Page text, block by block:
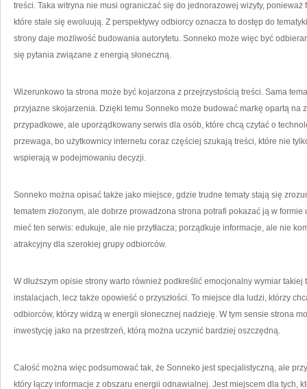
treści. Taka witryna nie musi ograniczać się do jednorazowej wizyty,
które stale się ewoluują. Z perspektywy odbiorcy oznacza to dostęp do
strony daje możliwość budowania autorytetu. Sonneko może więc być
się pytania związane z energią słoneczną.
Wizerunkowo ta strona może być kojarzona z przejrzystością treści. Sama
przyjazne skojarzenia. Dzięki temu Sonneko może budować markę opartą na
przypadkowe, ale uporządkowany serwis dla osób, które chcą czytać o
przewaga, bo użytkownicy internetu coraz częściej szukają treści, które nie
wspierają w podejmowaniu decyzji.
Sonneko można opisać także jako miejsce, gdzie trudne tematy stają się
tematem złożonym, ale dobrze prowadzona strona potrafi pokazać ją w
mieć ten serwis: edukuje, ale nie przytłacza; porządkuje informacje, ale nie
atrakcyjny dla szerokiej grupy odbiorców.
W dłuższym opisie strony warto również podkreślić emocjonalny wymiar takiej
instalacjach, lecz także opowieść o przyszłości. To miejsce dla ludzi, którzy
odbiorców, którzy widzą w energii słonecznej nadzieję. W tym sensie strona
inwestycję jako na przestrzeń, którą można uczynić bardziej oszczędną.
Całość można więc podsumować tak, że Sonneko jest specjalistyczną, ale
który łączy informacje z obszaru energii odnawialnej. Jest miejscem dla tych,